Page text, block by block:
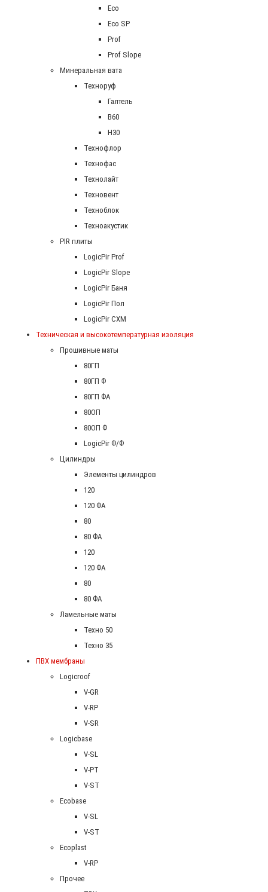
Eco
Eco SP
Prof
Prof Slope
Минеральная вата
Техноруф
Галтель
В60
Н30
Технофлор
Технофас
Технолайт
Техновент
Техноблок
Техноакустик
PIR плиты
LogicPir Prof
LogicPir Slope
LogicPir Баня
LogicPir Пол
LogicPir СХМ
Техническая и высокотемпературная изоляция
Прошивные маты
80ГП
80ГП Ф
80ГП ФА
80ОП
80ОП Ф
LogicPir Ф/Ф
Цилиндры
Элементы цилиндров
120
120 ФА
80
80 ФА
120
120 ФА
80
80 ФА
Ламельные маты
Техно 50
Техно 35
ПВХ мембраны
Logicroof
V-GR
V-RP
V-SR
Logicbase
V-SL
V-PT
V-ST
Ecobase
V-SL
V-ST
Ecoplast
V-RP
Прочее